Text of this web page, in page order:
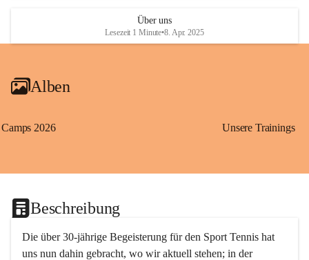
Über uns
Lesezeit 1 Minute•8. Apr. 2025
Alben
Camps 2026 Unsere Trainings
Beschreibung
Die über 30-jährige Begeisterung für den Sport Tennis hat
uns nun dahin gebracht, wo wir aktuell stehen; in der